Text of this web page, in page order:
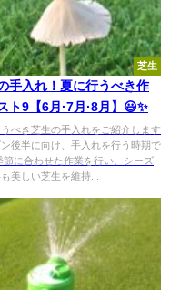
芝生
手入れ！夏に行うべき作
ト9【6月·7月·8月】😃✨
べき芝生の手入れをご紹介します
後半に向け、手入れを行う時期で
節に合わせた作業を行い、シーズ
美しい芝生を維持...